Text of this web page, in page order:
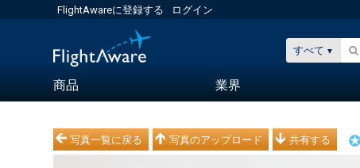
FlightAwareに登録する ログイン
すべて
商品 業界
写真一覧に戻る 写真のアップロード 共有する